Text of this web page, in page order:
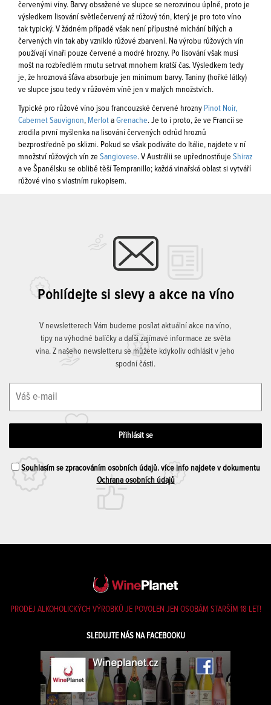
červenými víny. Barvy obsažené ve slupce se nerozvinou úplně, proto je
výsledkem lisování světlečervený až růžový tón, který je pro toto víno
tak typický. V žádném případě však není přípustné míchání bílých a
červených vín tak aby vzniklo růžové zbarvení. Na výrobu růžových vín
používají vinaři pouze červené a modré hrozny. Po lisování však musí
mošt na rozbředlém rmutu setrvat mnohem kratší čas. Výsledkem tedy
je, že hroznová šťáva absorbuje jen minimum barvy. Taniny (hořké látky)
ve slupce jsou tedy v růžovém víně jen v malých množstvích.
Typické pro růžové víno jsou francouzské červené hrozny Pinot Noir,
Cabernet Sauvignon, Merlot a Grenache. Je to i proto, že ve Francii se
zrodila první myšlenka na lisování červených odrůd hroznů
bezprostředně po sklizni. Pokud se však podíváte do Itálie, najdete v ní
množství růžových vín ze Sangiovese. V Austrálii se upřednostňuje Shiraz
a ve Španělsku se oblibě těší Tempranillo; každá vinařská oblast si vytváří
růžové víno s vlastním rukopisem.
Pohlídejte si slevy a akce na víno
V newsletterech Vám budeme posílat aktuální akce na víno,
tipy na výhodné balíčky a další zajímavé informace ze světa
vína. Z našeho newsletteru se můžete kdykoliv odhlásit v jeho
spodní části.
Souhlasím se zpracováním osobních údajů. více info najdete v dokumentu
Ochrana osobních údajů
PRODEJ ALKOHOLICKÝCH VÝROBKŮ JE POVOLEN JEN OSOBÁM STARŠÍM 18 LET!
SLEDUJTE NÁS NA FACEBOOKU